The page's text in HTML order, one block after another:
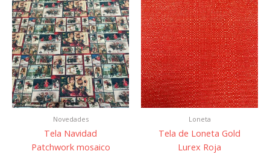
Novedades
Tela Navidad
Patchwork mosaico
Loneta
Tela de Loneta Gold
Lurex Roja